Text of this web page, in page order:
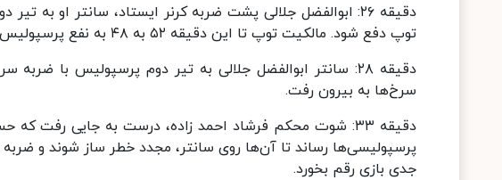
دقیقه ۲۶: ابوالفضل جلالی پشت ضربه کرنر ایستاد، سانتر او
توپ دفع شود. مالکیت توپ تا این دقیقه ۵۲ به ۴۸ به نفع پرسپولیس است.
دقیقه ۲۸: سانتر ابوالفضل جلالی به تیر دوم پرسپولیس با
سرخ‌ها به بیرون رفت.
دقیقه ۳۳: شوت محکم فرشاد احمد زاده، درست به جایی
پرسپولیسی‌ها رساند تا آن‌ها روی سانتر، مجدد خطر ساز شوند و
جدی بازی رقم بخورد.